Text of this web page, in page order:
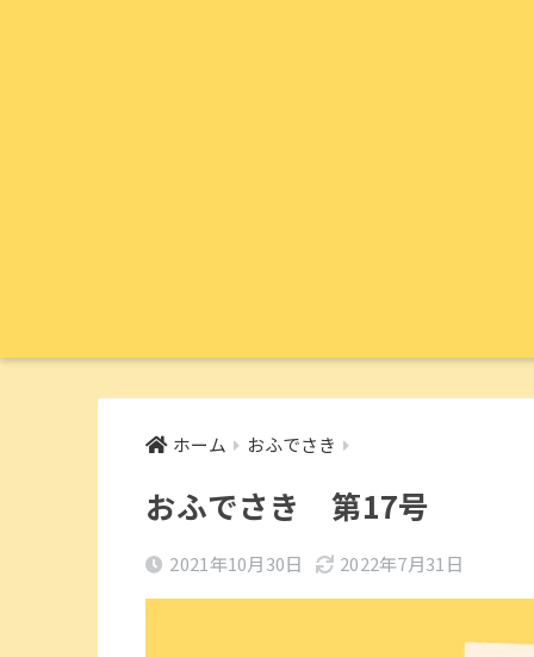
ホーム おふでさき
おふでさき 第17号
2021年10月30日 2022年7月31日